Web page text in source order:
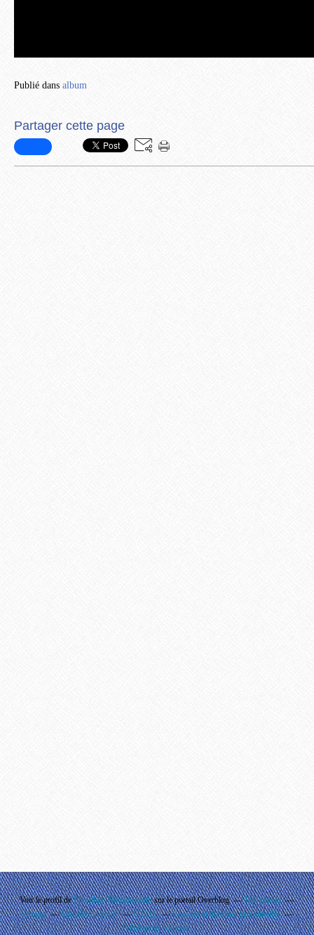
Publié dans album
Partager cette page
Voir le profil dePhouthay Nontanovanhsur le portail Overblog
Top articles
Contact
Signaler un abus C.G.U.
Cookies et données personnelles
Préférences cookies